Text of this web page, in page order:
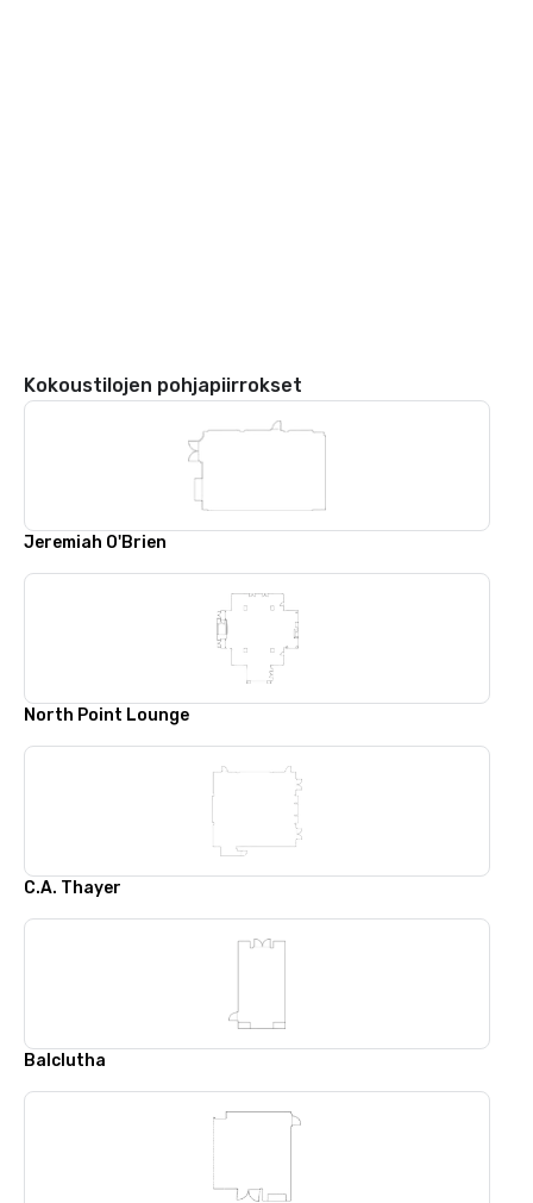
Kokoustilojen pohjapiirrokset
Jeremiah O'Brien
North Point Lounge
C.A. Thayer
Balclutha